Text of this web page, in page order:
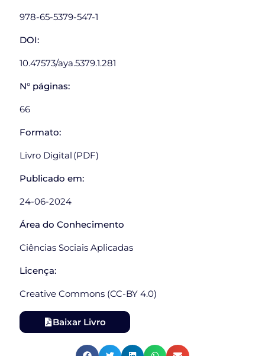
978-65-5379-547-1
DOI:
10.47573/aya.5379.1.281
N° páginas:
66
Formato:
Livro Digital (PDF)
Publicado em:
24-06-2024
Área do Conhecimento
Ciências Sociais Aplicadas
Licença:
Creative Commons (CC-BY 4.0)
Baixar Livro